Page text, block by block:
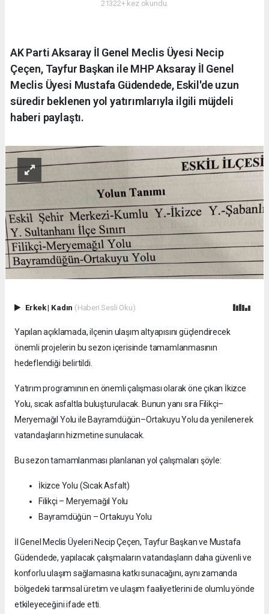
21322+ kez okundu.
AK Parti Aksaray İl Genel Meclis Üyesi Necip
Çeçen, Tayfur Başkan ile MHP Aksaray İl Genel
Meclis Üyesi Mustafa Güdendede, Eskil'de uzun
süredir beklenen yol yatırımlarıyla ilgili müjdeli
haberi paylaştı.
Erkek| Kadın (Haberi Sesli Oku)
Yapılan açıklamada, ilçenin ulaşım altyapısını güçlendirecek
önemli projelerin bu sezon içerisinde tamamlanmasının
hedeflendiği belirtildi.
Yatırım programının en önemli çalışması olarak öne çıkan İkizce
Yolu, sıcak asfaltla buluşturulacak. Bunun yanı sıra Filikçi–
Meryemağıl Yolu ile Bayramdüğün–Ortakuyu Yolu da yenilenerek
vatandaşların hizmetine sunulacak.
Bu sezon tamamlanması planlanan yol çalışmaları şöyle:
İkizce Yolu (Sıcak Asfalt)
Filikçi – Meryemağıl Yolu
Bayramdüğün – Ortakuyu Yolu
İl Genel Meclis Üyeleri Necip Çeçen, Tayfur Başkan ve Mustafa
Güdendede, yapılacak çalışmaların vatandaşların daha güvenli ve
konforlu ulaşım sağlamasına katkı sunacağını, aynı zamanda
bölgedeki tarımsal üretim ve ulaşım faaliyetlerini de olumlu yönde
etkileyeceğini ifade etti.